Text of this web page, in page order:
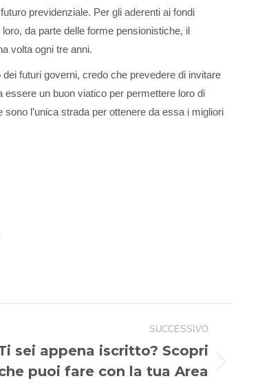
previdenziale. Per gli aderenti ai fondi
da parte delle forme pensionistiche, il
volta ogni tre anni.
futuri governi, credo che prevedere di invitare
un buon viatico per permettere loro di
l’unica strada per ottenere da essa i migliori
SUCCESSIVO
sei appena iscritto? Scopri
puoi fare con la tua Area